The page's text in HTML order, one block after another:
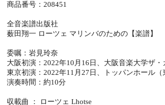
商品番号：208451
全音楽譜出版社
薮田翔一 ローツェ マリンバのための【楽譜】
委嘱：岩見玲奈
大阪初演：2022年10月16日、大阪音楽大学ザ
東京初演：2022年11月27日、トッパンホール
演奏時間：約10分
収載曲 ： ローツェ Lhotse